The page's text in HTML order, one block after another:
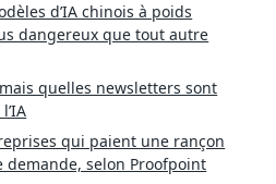
d’IA chinois à poids
dangereux que tout autre
quelles newsletters sont
qui paient une rançon
demande, selon Proofpoint